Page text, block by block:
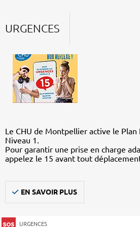
URGENCES
Le CHU de Montpellier active le Plan
Niveau 1.
Pour garantir une prise en charge
appelez le 15 avant tout
EN SAVOIR PLUS
URGENCES